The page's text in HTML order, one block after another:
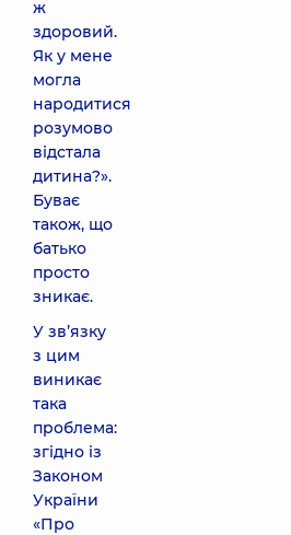
ж
здоровий.
Як у мене
могла
народитися
розумово
відстала
дитина?».
Буває
також, що
батько
просто
зникає.
У зв’язку
з цим
виникає
така
проблема:
згідно із
Законом
України
«Про